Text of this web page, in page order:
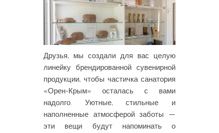
Друзья, мы создали для вас целую
линейку брендированной сувенирной
продукции, чтобы частичка санатория
«Орен-Крым» осталась с вами
надолго. Уютные, стильные и
наполненные атмосферой заботы —
эти вещи будут напоминать о